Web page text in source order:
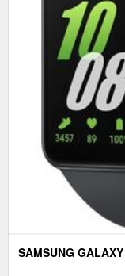
SAMSUNG